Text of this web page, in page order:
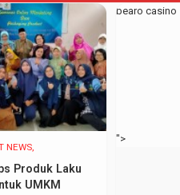
NEWS
Produk Laku
UMKM
bearo casino
">